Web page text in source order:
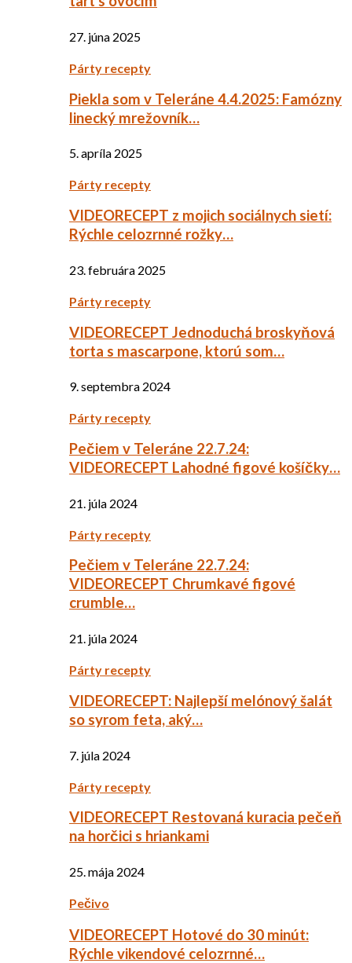
27. júna 2025
Párty recepty
Piekla som v Teleráne 4.4.2025: Famózny
linecký mrežovník…
5. apríla 2025
Párty recepty
VIDEORECEPT z mojich sociálnych sietí:
Rýchle celozrnné rožky…
23. februára 2025
Párty recepty
VIDEORECEPT Jednoduchá broskyňová
torta s mascarpone, ktorú som…
9. septembra 2024
Párty recepty
Pečiem v Teleráne 22.7.24:
VIDEORECEPT Lahodné figové košíčky…
21. júla 2024
Párty recepty
Pečiem v Teleráne 22.7.24:
VIDEORECEPT Chrumkavé figové
crumble…
21. júla 2024
Párty recepty
VIDEORECEPT: Najlepší melónový šalát
so syrom feta, aký…
7. júla 2024
Párty recepty
VIDEORECEPT Restovaná kuracia pečeň
na horčici s hriankami
25. mája 2024
Pečivo
VIDEORECEPT Hotové do 30 minút:
Rýchle vikendové celozrnné…